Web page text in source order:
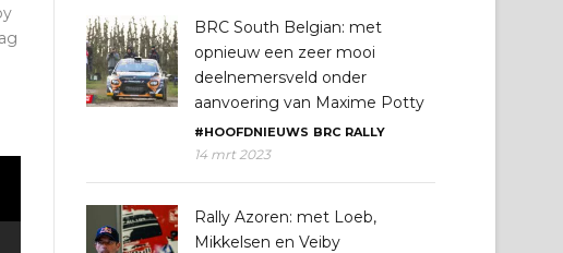
BRC South Belgian: met
opnieuw een zeer mooi
deelnemersveld onder
aanvoering van Maxime Potty
#HOOFDNIEUWS BRC RALLY
14 mrt 2023
Rally Azoren: met Loeb,
Mikkelsen en Veiby